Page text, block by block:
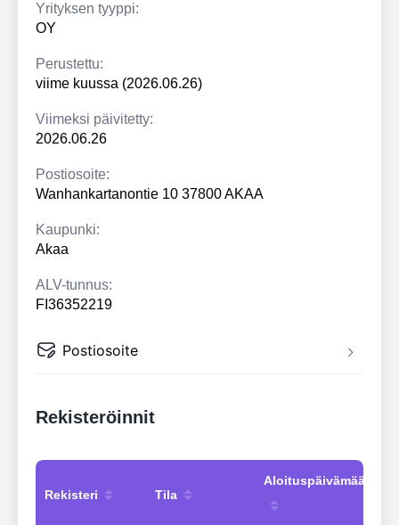
Yrityksen tyyppi:
OY
Perustettu:
viime kuussa (2026.06.26)
Viimeksi päivitetty:
2026.06.26
Postiosoite:
Wanhankartanontie 10 37800 AKAA
Kaupunki:
Akaa
ALV-tunnus:
FI36352219
Postiosoite
Rekisteröinnit
Rekisteri Tila
Aloituspäivämäärä